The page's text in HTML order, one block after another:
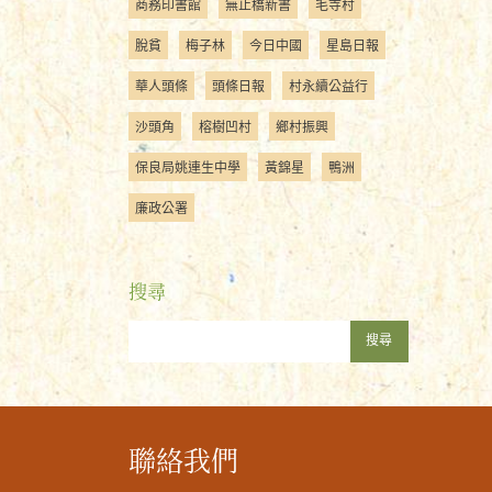
商務印書館 無止橋新書 毛寺村
脫貧 梅子林 今日中國 星島日報
華人頭條 頭條日報 村永續公益行
沙頭角 榕樹凹村 鄉村振興
保良局姚連生中學 黃錦星 鴨洲
廉政公署
搜尋
搜尋
聯絡我們